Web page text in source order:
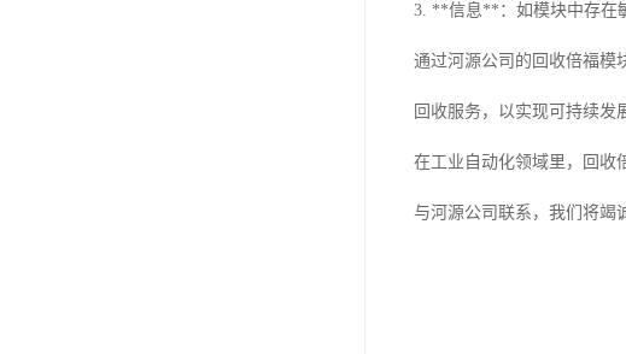
3. **信息**：如模块中存在
通过河源公司的回收倍福模
回收服务，以实现可持续发
在工业自动化领域里，回收
与河源公司联系，我们将竭